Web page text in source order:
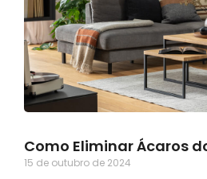
Como Eliminar Ácaros
15 de outubro de 2024